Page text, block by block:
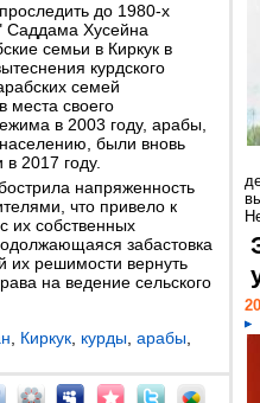
до 1980-х
Саддама Хусейна
семьи в Киркук в
курдского
семей
места своего
в 2003 году, арабы,
были вновь
2017 году.
напряженность
что привело к
их собственных
забастовка
их решимости вернуть
на ведение сельского
Киркук курды арабы